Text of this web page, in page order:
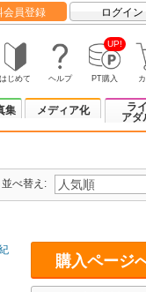
会員登録 ログイン
はじめて ヘルプ
UP!
PT購入
集 メディア化
ラ
アダ
並べ替え:
購入ページ